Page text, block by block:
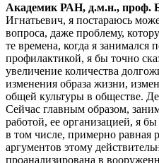
Академик РАН, д.м.н., проф.
Игнатьевич, я постараюсь
вопроса, даже проблему,
те времена, когда я занимался
профилактикой, я бы точно
увеличение количества
изменения образа жизни,
общей культуры в обществе.
Сейчас главным образом,
работой, ее организацией, я
в том числе, примерно равная
аргументов этому
проанализирована в